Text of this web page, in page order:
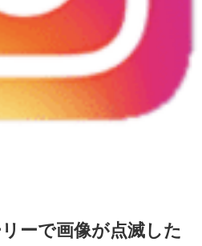
ーで画像が点滅した